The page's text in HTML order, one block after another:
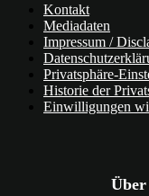
Kontakt
Mediadaten
Impressum /
Privatsphäre-
Historie der
Einwilligungen